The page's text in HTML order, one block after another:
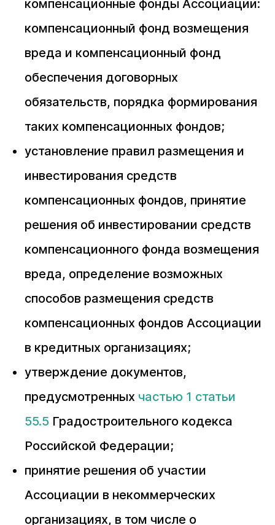
компенсационные фонды Ассоциации:
компенсационный фонд возмещения
вреда и компенсационный фонд
обеспечения договорных
обязательств, порядка формирования
таких компенсационных фондов;
установление правил размещения и
инвестирования средств
компенсационных фондов, принятие
решения об инвестировании средств
компенсационного фонда возмещения
вреда, определение возможных
способов размещения средств
компенсационных фондов Ассоциации
в кредитных организациях;
утверждение документов,
предусмотренных частью 1 статьи
55.5 Градостроительного кодекса
Российской Федерации;
принятие решения об участии
Ассоциации в некоммерческих
организациях, в том числе о